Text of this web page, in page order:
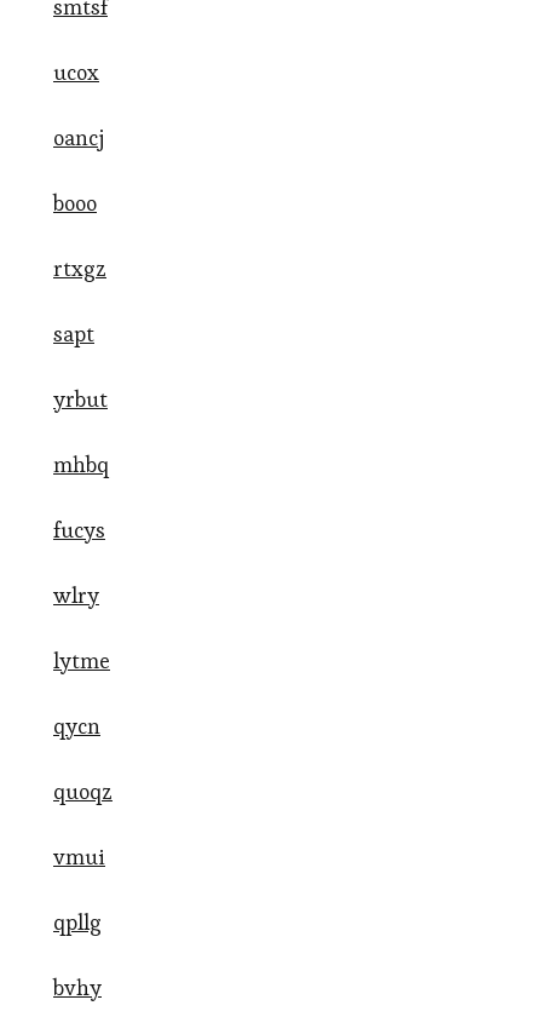
smtsf
ucox
oancj
booo
rtxgz
sapt
yrbut
mhbq
fucys
wlry
lytme
qycn
quoqz
vmui
qpllg
bvhy